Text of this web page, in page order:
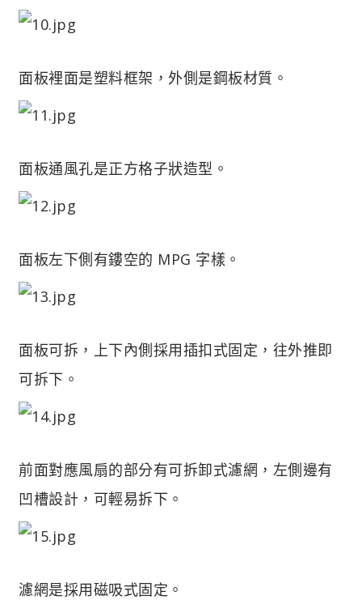
面板裡面是塑料框架，外側是鋼板材質。
面板通風孔是正方格子狀造型。
面板左下側有鏤空的 MPG 字樣。
面板可拆，上下內側採用插扣式固定，往外推即
可拆下。
前面對應風扇的部分有可拆卸式濾網，左側邊有
凹槽設計，可輕易拆下。
濾網是採用磁吸式固定。